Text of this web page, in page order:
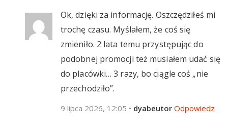
Ok, dzięki za informację. Oszczędziłeś mi
trochę czasu. Myślałem, że coś się
zmieniło. 2 lata temu przystępując do
podobnej promocji też musiałem udać się
do placówki… 3 razy, bo ciągle coś „nie
przechodziło”.
9 lipca 2026, 12:05 • dyabeutor Odpowiedz